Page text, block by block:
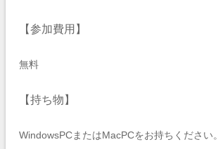
【参加費用】
無料
【持ち物】
WindowsPCまたはMacPCをお持ちください。